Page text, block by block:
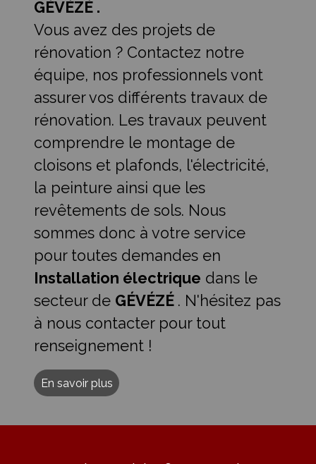
GÉVÉZÉ .
Vous avez des projets de
rénovation ? Contactez notre
équipe, nos professionnels vont
assurer vos différents travaux de
rénovation. Les travaux peuvent
comprendre le montage de
cloisons et plafonds, l'électricité,
la peinture ainsi que les
revêtements de sols. Nous
sommes donc à votre service
pour toutes demandes en
Installation électrique dans le
secteur de GÉVÉZÉ . N'hésitez pas
à nous contacter pour tout
renseignement !
En savoir plus